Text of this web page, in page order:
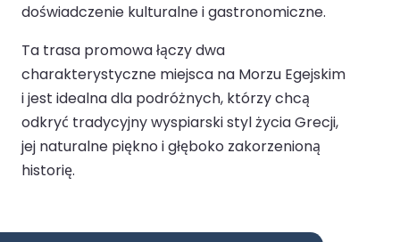
doświadczenie kulturalne i gastronomiczne.
Ta trasa promowa łączy dwa
charakterystyczne miejsca na Morzu Egejskim
i jest idealna dla podróżnych, którzy chcą
odkryć tradycyjny wyspiarski styl życia Grecji,
jej naturalne piękno i głęboko zakorzenioną
historię.